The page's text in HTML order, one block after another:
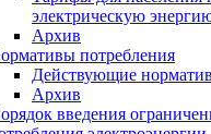
электрическую
Архив
потребления
Действующие
Архив
введения